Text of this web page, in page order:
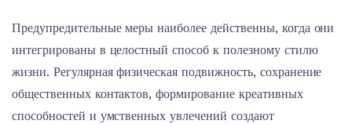
Предупредительные меры наиболее действенны, когда они
интегрированы в целостный способ к полезному стилю
жизни. Регулярная физическая подвижность, сохранение
общественных контактов, формирование креативных
способностей и умственных увлечений создают